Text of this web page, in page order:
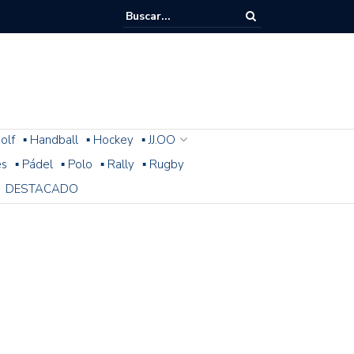
▪ Handball ▪ Hockey ▪ JJ.OO
▪ Pádel ▪ Polo ▪ Rally ▪ Rugby
DESTACADO